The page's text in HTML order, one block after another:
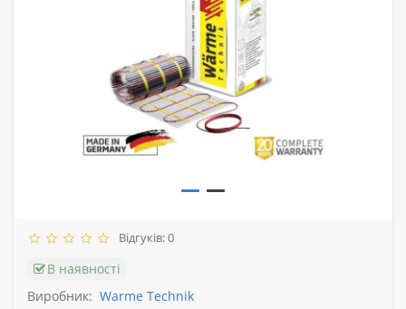
Відгуків: 0
В наявності
Виробник: Warme Technik